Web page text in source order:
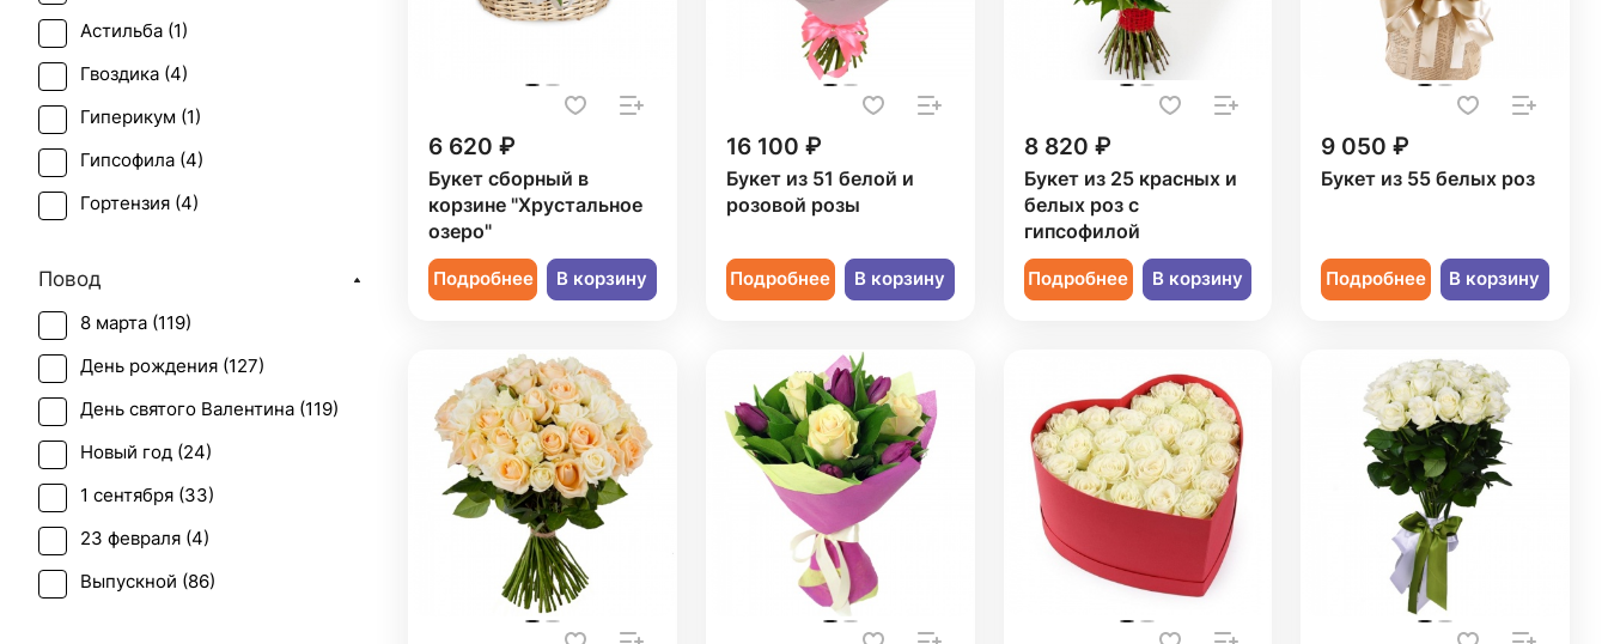
6 620 ₽
Букет сборный в
корзине "Хрустальное
озеро"
Подробнее В корзину
16 100 ₽
Букет из 51 белой и
розовой розы
Подробнее В корзину
8 820 ₽
Букет из 25 красных и
белых роз с
гипсофилой
Подробнее В корзину
9 050 ₽
Букет из 55 белых роз
Подробнее В корзину
Астильба (1)
Гвоздика (4)
Гиперикум (1)
Гипсофила (4)
Гортензия (4)
Калла (
Лилия (8)
Маттиола (3)
Орхидея (6)
Пион ( 2 )
Подсолнух (1)
Роза (118)
Роза кустовая (
Повод
8 марта (119)
День рождения (127)
День святого Валентина (119)
Новый год (24)
1 сентября (33)
23 февраля (4)
Выпускной (86)